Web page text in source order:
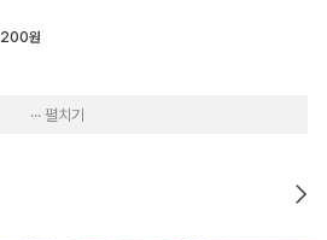
200원
··· 펼치기